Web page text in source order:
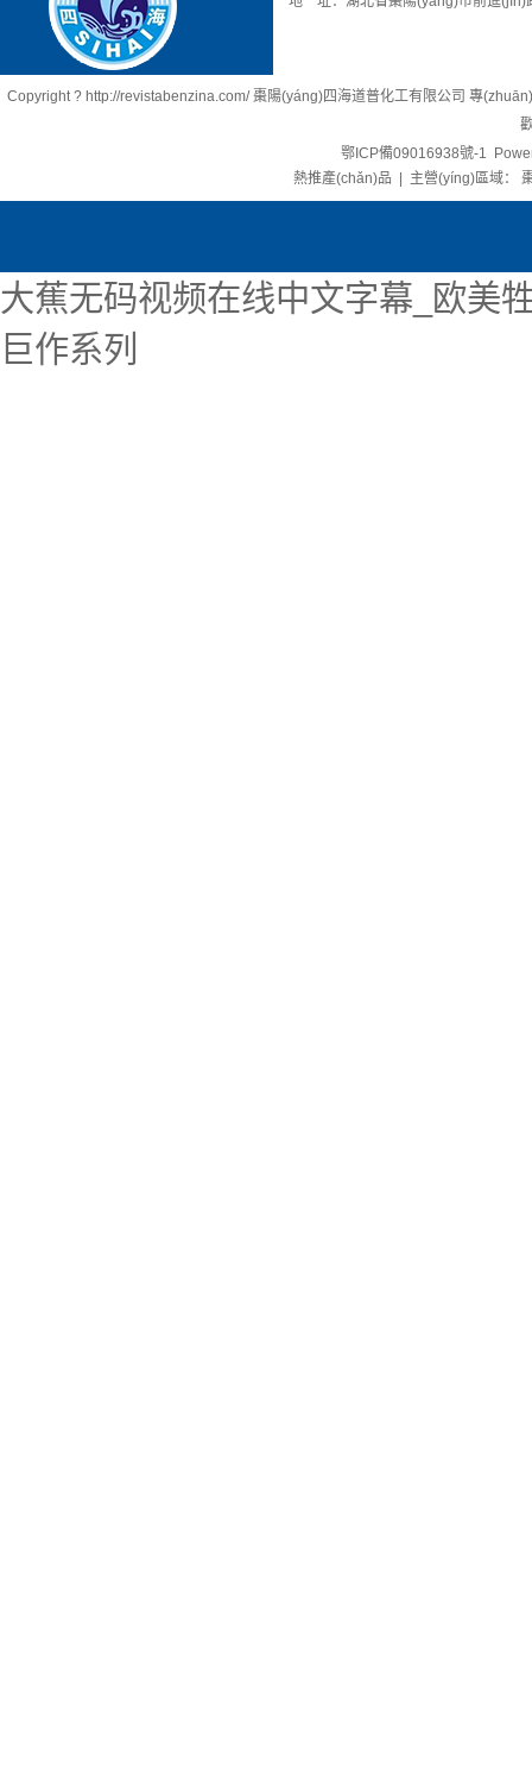
Copyright ? http://revistabenzina.com/ 棗陽(yáng)四海道普化工有限公司 專
鄂ICP備09016938號-1
熱推產(chǎn)品 | 主營(yíng)區域：
大蕉无码视频在线中文字幕_欧美
巨作系列